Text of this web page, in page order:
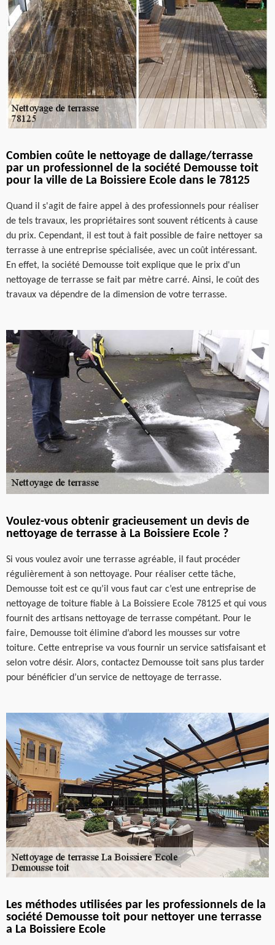
Combien coûte le nettoyage de dallage/terrasse
par un professionnel de la société Demousse toit
pour la ville de La Boissiere Ecole dans le 78125
Quand il s'agit de faire appel à des professionnels pour réaliser
de tels travaux, les propriétaires sont souvent réticents à cause
du prix. Cependant, il est tout à fait possible de faire nettoyer sa
terrasse à une entreprise spécialisée, avec un coût intéressant.
En effet, la société Demousse toit explique que le prix d'un
nettoyage de terrasse se fait par mètre carré. Ainsi, le coût des
travaux va dépendre de la dimension de votre terrasse.
Voulez-vous obtenir gracieusement un devis de
nettoyage de terrasse à La Boissiere Ecole ?
Si vous voulez avoir une terrasse agréable, il faut procéder
régulièrement à son nettoyage. Pour réaliser cette tâche,
Demousse toit est ce qu’il vous faut car c’est une entreprise de
nettoyage de toiture fiable à La Boissiere Ecole 78125 et qui vous
fournit des artisans nettoyage de terrasse compétant. Pour le
faire, Demousse toit élimine d’abord les mousses sur votre
toiture. Cette entreprise va vous fournir un service satisfaisant et
selon votre désir. Alors, contactez Demousse toit sans plus tarder
pour bénéficier d’un service de nettoyage de terrasse.
Les méthodes utilisées par les professionnels de la
société Demousse toit pour nettoyer une terrasse
a La Boissiere Ecole